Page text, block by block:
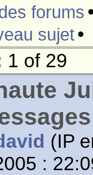
forums
sujet•
1 of 29
(IP
: